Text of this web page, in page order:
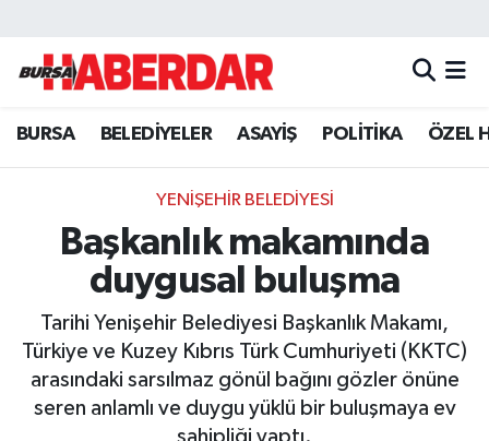
BURSA BELEDİYELER ASAYİŞ POLİTİKA ÖZEL
YENİŞEHİR BELEDİYESİ
Başkanlık makamında
duygusal buluşma
Tarihi Yenişehir Belediyesi Başkanlık Makamı,
Türkiye ve Kuzey Kıbrıs Türk Cumhuriyeti (KKTC)
arasındaki sarsılmaz gönül bağını gözler önüne
seren anlamlı ve duygu yüklü bir buluşmaya ev
Hava Durumu
Trafik Durumu
Süper Lig Puan Durumu ve Fikstür
Tüm Manşetler
Son Dakika Haberleri
Haber Arşivi